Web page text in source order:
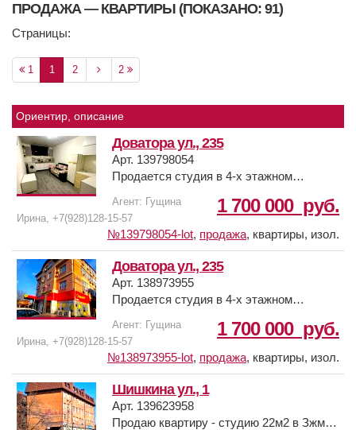
ПРОДАЖА — КВАРТИРЫ (ПОКАЗАНО: 91)
Страницы:
1 1 2 2
Ориентир, описание
Доватора ул., 235
Арт. 139798054
Продается студия в 4-х этажном
Малиновского, дом свежий 2010 года.
Сделан капитальный ремонт: плитка на
полу, на стенах-декоративная
штукатурка, санузел совмещен, плитка,
душ, натяжные потолки, точечное
освещение, отличный вариант как для
проживания так и для сдачи в аренду,
есть вся необходимая мебель и техника.
Отличная транспортная развязка,
магазины,в доме "Чижик", супермаркеты,
"О Кей", "Касторама", "Золотой Вавилон",
Авторынок, новые жилые и
развлекательные комплексы, школы,
детские развивающие центры.
1 700 000 руб.
Агент: Гущина
Ирина, +7(928)128-15-57
№139798054-lot, продажа, квартиры, изол.
Доватора ул., 235
Арт. 138973955
Продается студия в 4-х этажном
Малиновского, дом свежий 2010 года,
квартира находится в цокольном этаже.
Сделан капитальный ремонт: плитка на
полу, на стенах-декоративная
штукатурка, санузел совмещен, плитка,
душ, натяжные потолки, точечное
1 700 000 руб.
Агент: Гущина
Ирина, +7(928)128-15-57
№138973955-lot, продажа, квартиры, изол.
Шишкина ул., 1
Арт. 139623958
Продаю квартиру - студию 22м2 в Зжм,